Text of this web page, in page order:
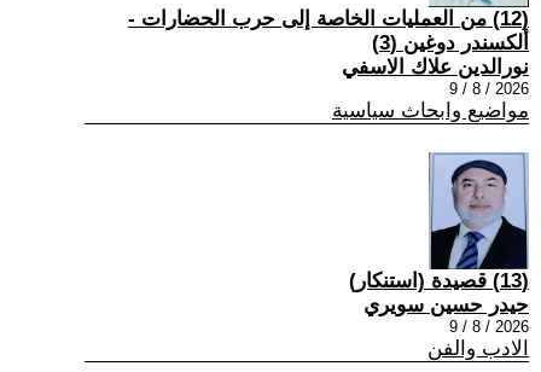
(12) من العمليات الخاصة إلى حرب الحضارات -
ألكسندر دوغين (3)
نورالدين علاك الاسفي
2026 / 8 / 9
مواضيع وابحاث سياسية
(13) قصيدة (استنكار)
حيدر حسين سويري
2026 / 8 / 9
الادب والفن